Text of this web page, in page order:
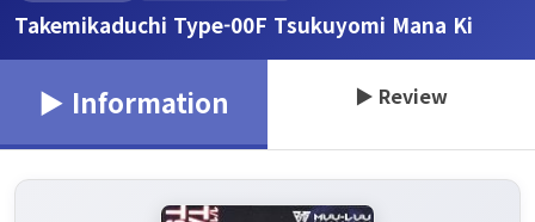
Takemikaduchi Type-00F Tsukuyomi Mana Ki
▶ Information ▶ Review